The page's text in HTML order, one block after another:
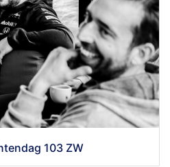
103 ZW